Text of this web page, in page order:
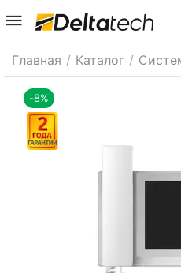
Главная / Каталог /
-8%